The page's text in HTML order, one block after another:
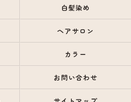
白髪染め
ヘアサロン
カラー
お問い合わせ